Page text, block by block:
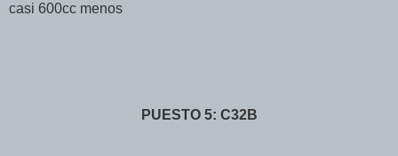
casi 600cc menos
PUESTO 5: C32B